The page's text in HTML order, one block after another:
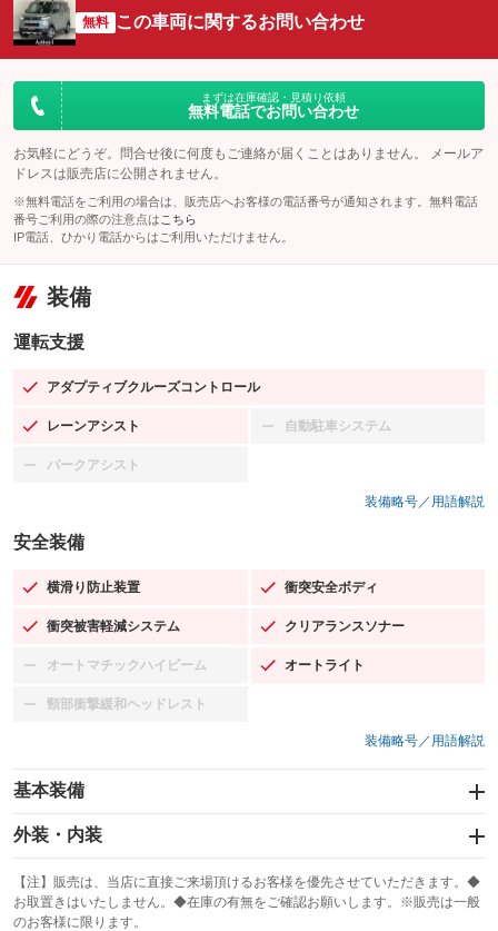
無料 この車両に関するお問い合わせ
まずは在庫確認・見積り依頼
無料電話でお問い合わせ
お気軽にどうぞ。問合せ後に何度もご連絡が届くことはありません。 メールア
ドレスは販売店に公開されません。
※無料電話をご利用の場合は、販売店へお客様の電話番号が通知されます。無料電話
番号ご利用の際の注意点は こちら
IP電話、ひかり電話からはご利用いただけません。
装備
運転支援
アダプティブクルーズコントロール
：装備あり
レーンアシスト
：装備あり 自動駐車システム
：装備なし
パークアシスト
：装備なし
装備略号／用語解説
安全装備
横滑り防止装置
：装備あり 衝突安全ボディ
：装備あり
衝突被害軽減システム
：装備あり クリアランスソナー
：装備あり
オートマチックハイビーム
：装備なし オートライト
：装備あり
頸部衝撃緩和ヘッドレスト
：装備なし
装備略号／用語解説
基本装備
エアバッグ：運転席/助手席/サイド
：装備あり
：装備あり
サンルーフ
：装備なし ABS
外装・内装
カーナビ：メモリーナビ他
：装備あり
TV：フルセグ
：装備あり
【注】販売は、当店に直接ご来場頂けるお客様を優先させていただきます。◆
お取置きはいたしません。◆在庫の有無をご確認お願いします。※販売は一般
のお客様に限ります。